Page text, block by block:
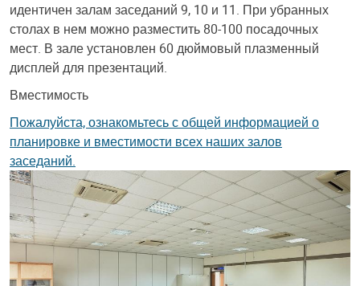
идентичен залам заседаний 9, 10 и 11. При убранных
столах в нем можно разместить 80-100 посадочных
мест. В зале установлен 60 дюймовый плазменный
дисплей для презентаций.
Вместимость
Пожалуйста, ознакомьтесь с общей информацией о
планировке и вместимости всех наших залов
заседаний.